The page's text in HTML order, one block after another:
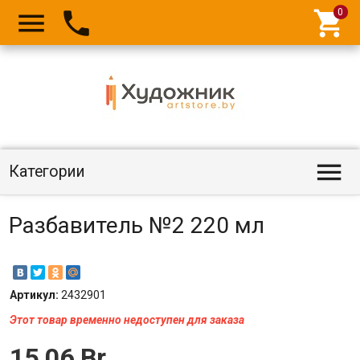
  
Категории 
Разбавитель №2 220 мл
Артикул: 2432901
Этот товар временно недоступен для заказа